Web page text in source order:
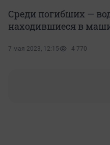
Среди погибших —
находившиеся в
7 мая 2023, 12:15 4 770